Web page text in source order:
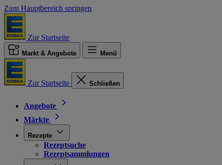
Zum Hauptbereich springen
Zur Startseite
Markt & Angebote Menü
Zur Startseite Schließen
Angebote
Märkte
Rezepte
Rezeptsuche
Rezeptsammlungen